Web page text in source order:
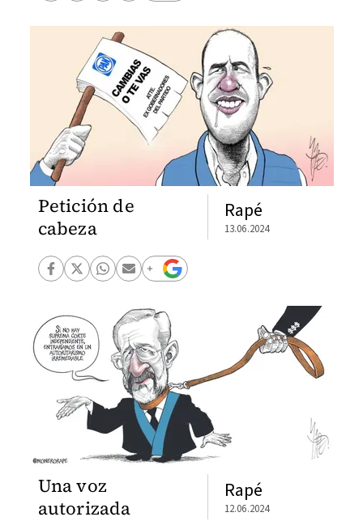
Petición de
cabeza
Rapé
13.06.2024
Una voz
autorizada
Rapé
12.06.2024